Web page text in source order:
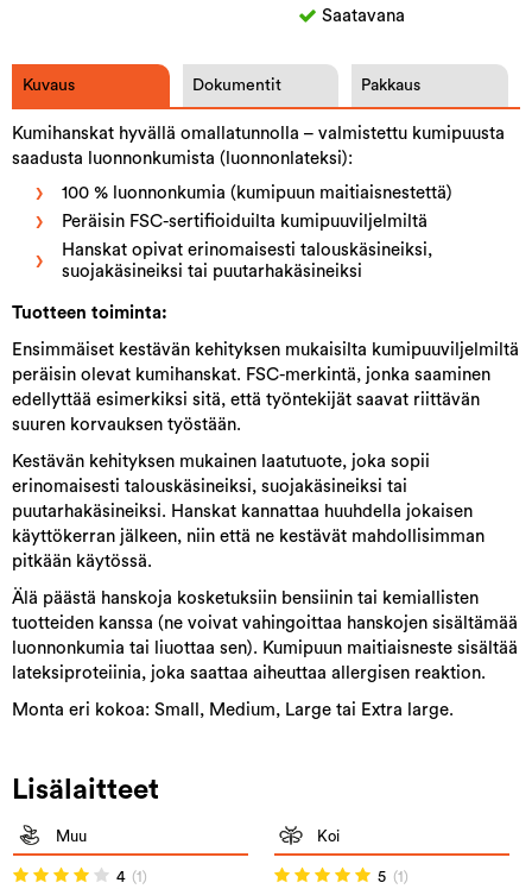
Saatavana
Kuvaus Dokumentit Pakkaus
Kumihanskat hyvällä omallatunnolla – valmistettu kumipuusta
saadusta luonnonkumista (luonnonlateksi):
100 % luonnonkumia (kumipuun maitiaisnestettä)
Peräisin FSC-sertifioiduilta kumipuuviljelmiltä
Hanskat opivat erinomaisesti talouskäsineiksi,
suojakäsineiksi tai puutarhakäsineiksi
Tuotteen toiminta:
Ensimmäiset kestävän kehityksen mukaisilta kumipuuviljelmiltä
peräisin olevat kumihanskat. FSC-merkintä, jonka saaminen
edellyttää esimerkiksi sitä, että työntekijät saavat riittävän
suuren korvauksen työstään.
Kestävän kehityksen mukainen laatutuote, joka sopii
erinomaisesti talouskäsineiksi, suojakäsineiksi tai
puutarhakäsineiksi. Hanskat kannattaa huuhdella jokaisen
käyttökerran jälkeen, niin että ne kestävät mahdollisimman
pitkään käytössä.
Älä päästä hanskoja kosketuksiin bensiinin tai kemiallisten
tuotteiden kanssa (ne voivat vahingoittaa hanskojen sisältämää
luonnonkumia tai liuottaa sen). Kumipuun maitiaisneste sisältää
lateksiproteiinia, joka saattaa aiheuttaa allergisen reaktion.
Monta eri kokoa: Small, Medium, Large tai Extra large.
Lisälaitteet
Muu
4 (1)
Koi
5 (1)